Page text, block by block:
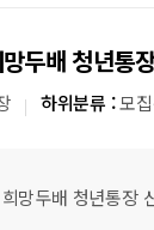
두배 청년통
하위분류 :모
망두배 청년통장